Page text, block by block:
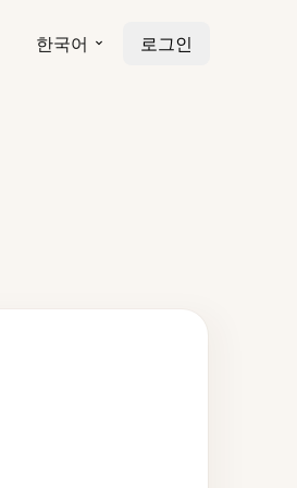
한국어 로그인